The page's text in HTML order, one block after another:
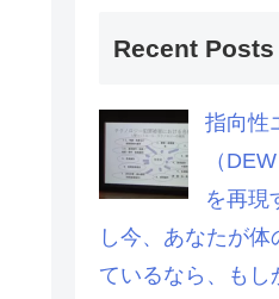
Recent Posts
指向性
（
を再現
し今、あなたが
ているなら、もし